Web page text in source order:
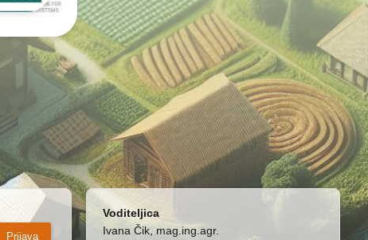
Prijava
Voditeljica
Ivana Čik, mag.ing.agr.